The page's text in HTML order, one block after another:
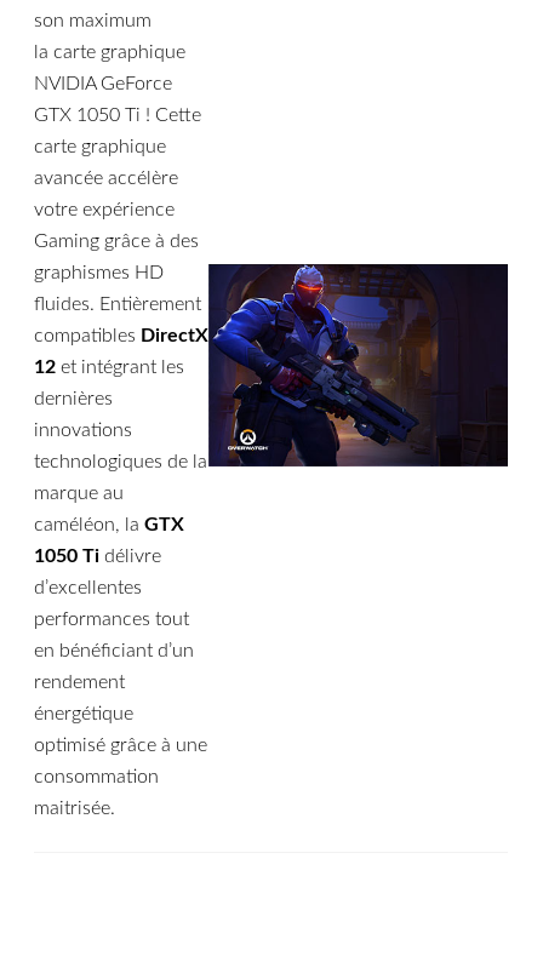
son maximum
la carte graphique
NVIDIA GeForce
GTX 1050 Ti ! Cette
carte graphique
avancée accélère
votre expérience
Gaming grâce à des
graphismes HD
fluides. Entièrement
compatibles DirectX
12 et intégrant les
dernières
innovations
technologiques de la
marque au
caméléon, laGTX
1050 Tidélivre
d’excellentes
performances tout
en bénéficiant d’un
rendement
énergétique
optimisé grâce à une
consommation
maitrisée.